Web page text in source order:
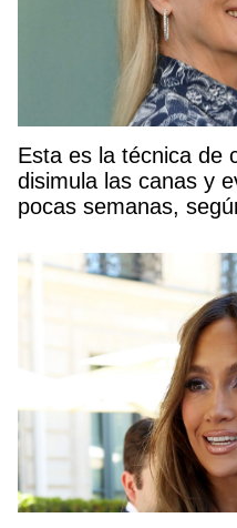
Esta es la técnica de
disimula las canas y
pocas semanas,